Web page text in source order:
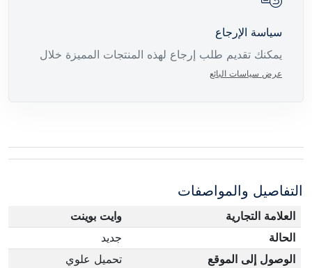
سياسة الإرجاع
يمكنك تقديم طلب إرجاع لهذه المنتجات المميزة خلال
عبوته الأصلية. لاحظ أنه لا يمكن إرجاع المنتجات
وفي عبواتها الأصلية.
عرض سياسات البائع
التفاصيل والمواصفات
العلامة التجارية
وايت بوينت
الحالة
جديد
الوصول إلى الموقع
تحميل علوي